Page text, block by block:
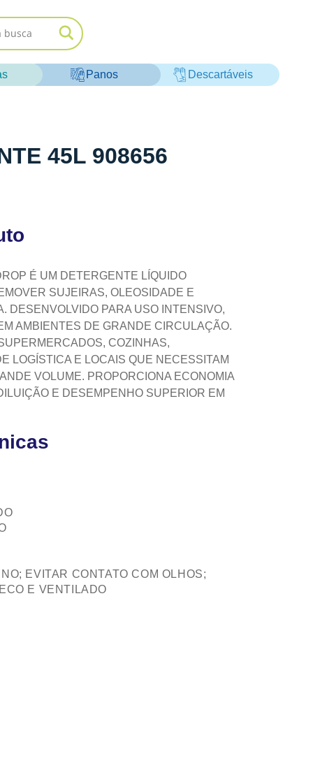
Panos Descartáveis
45L 908656
É UM DETERGENTE LÍQUIDO
SUJEIRAS, OLEOSIDADE E
DESENVOLVIDO PARA USO INTENSIVO,
AMBIENTES DE GRANDE CIRCULAÇÃO.
COZINHAS,
LOGÍSTICA E LOCAIS QUE NECESSITAM
VOLUME. PROPORCIONA ECONOMIA
E DESEMPENHO SUPERIOR EM
EVITAR CONTATO COM OLHOS;
E VENTILADO